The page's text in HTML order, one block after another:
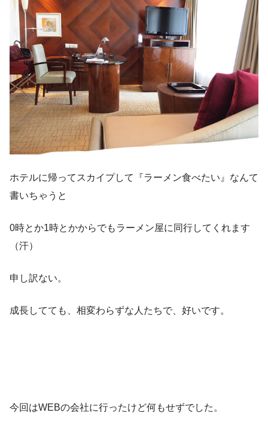
ホテルに帰ってスカイプして『ラーメン食べたい』なんて
書いちゃうと
0時とか1時とかからでもラーメン屋に同行してくれます
（汗）
申し訳ない。
成長してても、相変わらずな人たちで、好いです。
今回はWEBの会社に行ったけど何もせずでした。